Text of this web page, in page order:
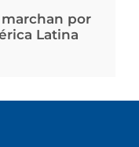
por
Latina